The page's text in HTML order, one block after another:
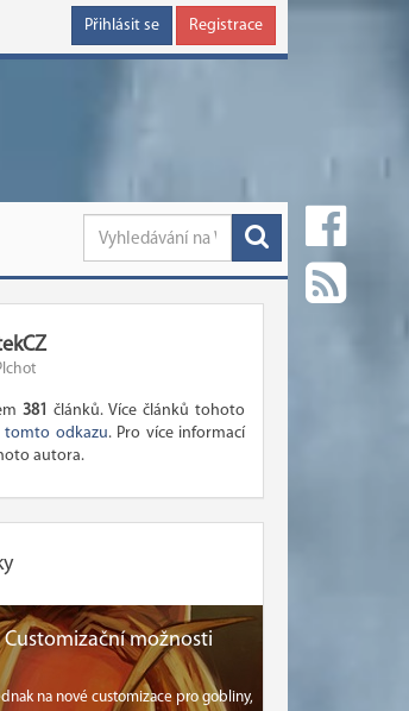
Přihlásit se Registrace
381 článků. Více článků tohoto
tomto odkazu. Pro více informací
autora.
Customizační možnosti
na nové customizace pro gobliny,